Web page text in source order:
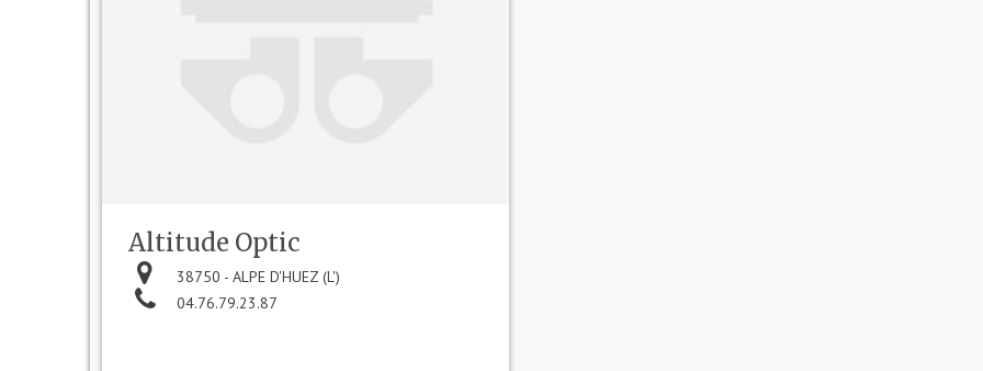
Altitude Optic
38750 - ALPE D'HUEZ (L')
04.76.79.23.87